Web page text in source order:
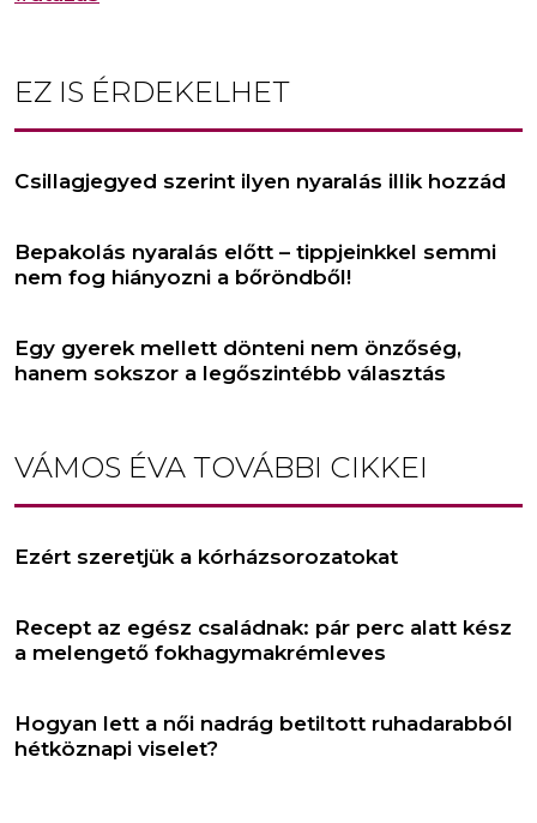
EZ IS ÉRDEKELHET
Csillagjegyed szerint ilyen nyaralás illik hozzád
Bepakolás nyaralás előtt – tippjeinkkel semmi
nem fog hiányozni a bőröndből!
Egy gyerek mellett dönteni nem önzőség,
hanem sokszor a legőszintébb választás
VÁMOS ÉVA TOVÁBBI CIKKEI
Ezért szeretjük a kórházsorozatokat
Recept az egész családnak: pár perc alatt kész
a melengető fokhagymakrémleves
Hogyan lett a női nadrág betiltott ruhadarabból
hétköznapi viselet?